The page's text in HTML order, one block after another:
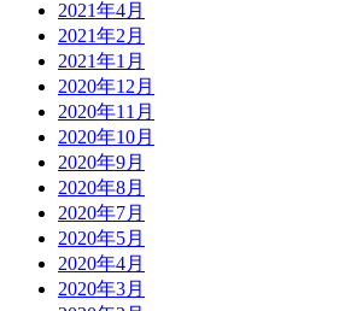
2021年4月
2021年2月
2021年1月
2020年12月
2020年11月
2020年10月
2020年9月
2020年8月
2020年7月
2020年5月
2020年4月
2020年3月